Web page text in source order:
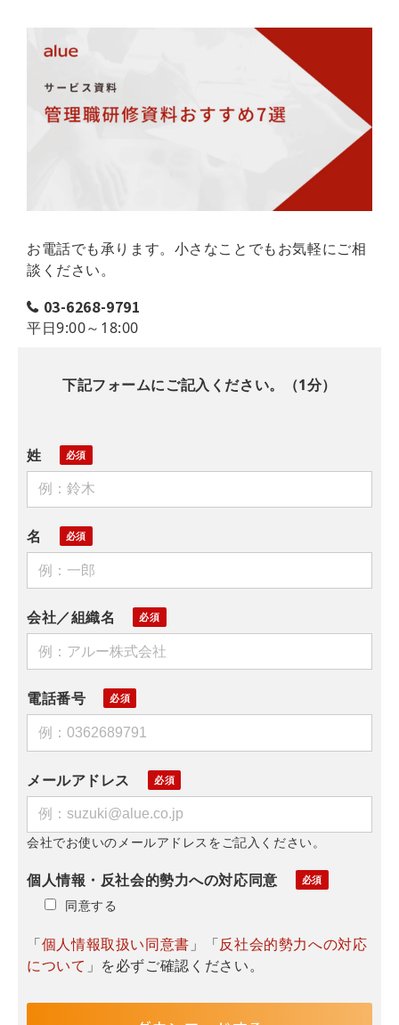
お電話でも承ります。小さなことでもお気軽にご相
談ください。
03-6268-9791
平日9:00～18:00
下記フォームにご記入ください。（1分）
姓
名
会社／組織名
電話番号
メールアドレス
会社でお使いのメールアドレスをご記入ください。
個人情報・反社会的勢力への対応同意
同意する
「個人情報取扱い同意書 」「反社会的勢力への対応
について 」を必ずご確認ください。